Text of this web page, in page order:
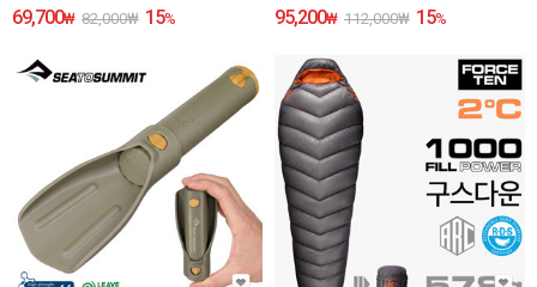
69,700₩ 82,000₩ 15% 95,200₩ 112,000₩ 15%